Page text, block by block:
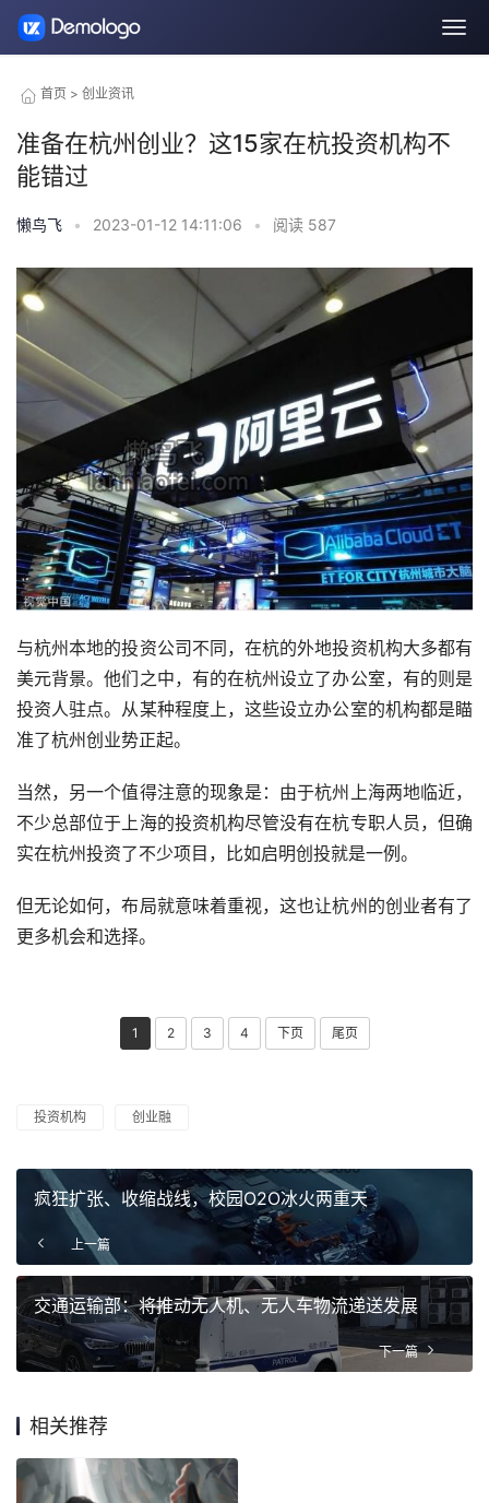
首页 > 创业资讯
准备在杭州创业？这15家在杭投资机构不
能错过
懒鸟飞 • 2023-01-12 14:11:06 • 阅读 587
与杭州本地的投资公司不同，在杭的外地投资机构大多都有
美元背景。他们之中，有的在杭州设立了办公室，有的则是
投资人驻点。从某种程度上，这些设立办公室的机构都是瞄
准了杭州创业势正起。
当然，另一个值得注意的现象是：由于杭州上海两地临近，
不少总部位于上海的投资机构尽管没有在杭专职人员，但确
实在杭州投资了不少项目，比如启明创投就是一例。
但无论如何，布局就意味着重视，这也让杭州的创业者有了
更多机会和选择。
1 2 3 4 下页 尾页
投资机构 创业融
疯狂扩张、收缩战线，校园O2O冰火两重天
上一篇
交通运输部：将推动无人机、无人车物流递送发展
下一篇
相关推荐